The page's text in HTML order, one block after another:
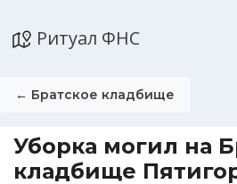
Ритуал ФНС
← Братское кладбище
Уборка могил на
кладбище